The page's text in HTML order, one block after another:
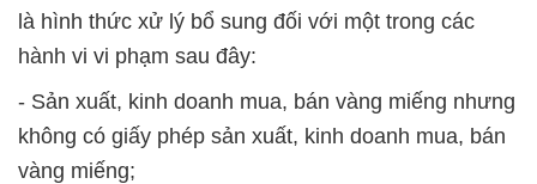
là hình thức xử lý bổ sung đối với một trong các
hành vi vi phạm sau đây:
- Sản xuất, kinh doanh mua, bán vàng miếng nhưng
không có giấy phép sản xuất, kinh doanh mua, bán
vàng miếng;